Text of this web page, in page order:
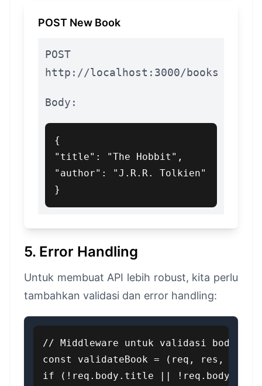
POST New Book
POST
http://localhost:3000/books
Body:
{
"title": "The Hobbit",
"author": "J.R.R. Tolkien"
}
5. Error Handling
Untuk membuat API lebih robust, kita perlu
tambahkan validasi dan error handling:
// Middleware untuk validasi body
const validateBook = (req, res,
if (!req.body.title ||